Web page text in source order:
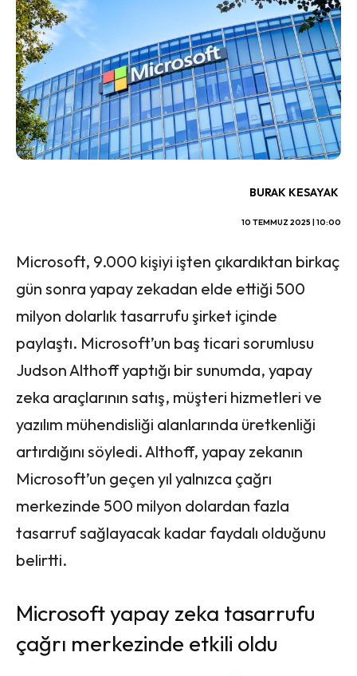
BURAK KESAYAK
10 TEMMUZ 2025 | 10:00
Microsoft, 9.000 kişiyi işten çıkardıktan birkaç
gün sonra yapay zekadan elde ettiği 500
milyon dolarlık tasarrufu şirket içinde
paylaştı. Microsoft’un baş ticari sorumlusu
Judson Althoff yaptığı bir sunumda, yapay
zeka araçlarının satış, müşteri hizmetleri ve
yazılım mühendisliği alanlarında üretkenliği
artırdığını söyledi. Althoff, yapay zekanın
Microsoft’un geçen yıl yalnızca çağrı
merkezinde 500 milyon dolardan fazla
tasarruf sağlayacak kadar faydalı olduğunu
belirtti.
Microsoft yapay zeka tasarrufu
çağrı merkezinde etkili oldu